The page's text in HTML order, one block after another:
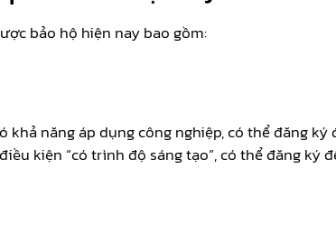
bảo hộ hiện nay bao gồm:
năng áp dụng công nghiệp, có thể đăng
kiện “có trình độ sáng tạo”, có thể đăng ký